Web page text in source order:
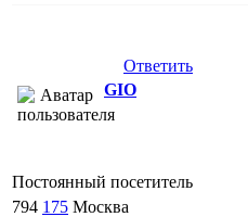
Ответить
GIO
Постоянный посетитель
794 175 Москва